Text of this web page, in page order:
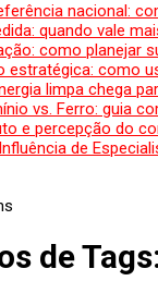
nacional:
quando vale
como planejar
estratégica: como
limpa chega
vs. Ferro: guia
e percepção do
de
de